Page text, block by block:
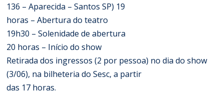
136 – Aparecida – Santos SP) 19
horas – Abertura do teatro
19h30 – Solenidade de abertura
20 horas – Início do show
Retirada dos ingressos (2 por pessoa) no dia do show
(3/06), na bilheteria do Sesc, a partir
das 17 horas.